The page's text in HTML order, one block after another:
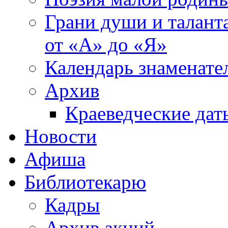
Грани души и
от «А» до «Я»
Календарь
Архив
Краеведческие
Новости
Афиша
Библиотекарю
Кадры